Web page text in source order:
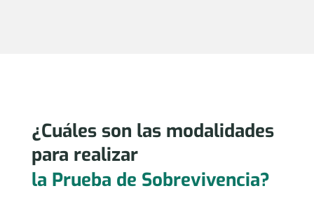
¿Cuáles son las modalidades
para realizar
la Prueba de Sobrevivencia?